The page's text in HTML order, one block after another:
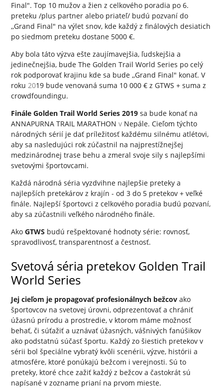
Final". Top 10 mužov a žien z celkového poradia po 6.
preteku /plus partner alebo priateľ/ budú pozvaní do
,,Grand Final" na výlet snov, kde každý z finálových desiatich
po siedmom preteku dostane 5000 €.
Aby bola táto výzva ešte zaujímavejšia, ľudskejšia a
jedinečnejšia, bude The Golden Trail World Series po celý
rok podporovať krajinu kde sa bude ,,Grand Final" konať. V
roku 2019 bude venovaná suma 10 000 € z GTWS + suma z
crowdfoundingu.
Finále Golden Trail World Series 2019sa bude konať na
ANNAPURNA TRAIL MARATHON vNepále. Cieľom týchto
národných sérií je dať príležitosť každému silnému atlétovi,
aby sa nasledujúci rok zúčastnil na najprestížnejšej
medzinárodnej trase behu a zmeral svoje sily s najlepšími
svetovými športovcami.
Každá národná séria vyzdvihne najlepšie preteky a
najlepších pretekárov z krajín - od 3 do 5 pretekov + veľké
finále. Najlepší športovci z celkového poradia budú pozvaní,
aby sa zúčastnili veľkého národného finále.
Ako GTWS budú rešpektované hodnoty série: rovnosť,
spravodlivosť, transparentnosť a čestnosť.
Svetová séria pretekov Golden Trail
World Series
Jej cieľom je propagovať profesionálnych bežcovako
športovcov na svetovej úrovni, odprezentovať a chrániť
úžasnú prírodu a prostredie, v ktorom máme možnosť
behať, či súťažiť a uznávať úžasných, vášnivých fanúšikov
ako podstatnú súčasť športu. Každý zo šiestich pretekov v
sérii bol špeciálne vybratý kvôli scenérii, výzve, histórii a
atmosfére, ktoré ponúkajú bežcom i verejnosti. Sú to
preteky, ktoré chce zažiť každý z bežcov a častokrát sú
napísané v zozname prianí na prvom mieste.